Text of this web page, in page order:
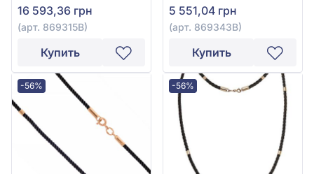
16 593,36 грн
(арт. 869315В)
Купить
5 551,04 грн
(арт. 869343В)
Купить
-56% -56%